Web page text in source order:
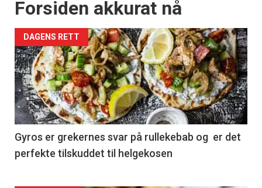
Forsiden akkurat nå
DAGENS RETT
Gyros er grekernes svar på rullekebab og er det
perfekte tilskuddet til helgekosen